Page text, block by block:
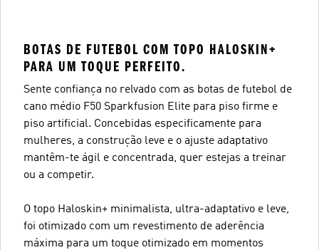
BOTAS DE FUTEBOL COM TOPO HALOSKIN+
PARA UM TOQUE PERFEITO.
Sente confiança no relvado com as botas de futebol de
cano médio F50 Sparkfusion Elite para piso firme e
piso artificial. Concebidas especificamente para
mulheres, a construção leve e o ajuste adaptativo
mantêm-te ágil e concentrada, quer estejas a treinar
ou a competir.
O topo Haloskin+ minimalista, ultra-adaptativo e leve,
foi otimizado com um revestimento de aderência
máxima para um toque otimizado em momentos